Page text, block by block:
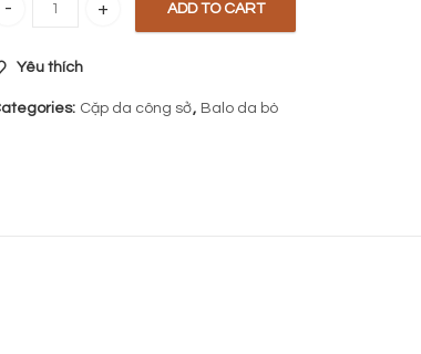
du lịch da bò 104 quantity
ADD TO CART
Yêu thích
Cặp da công sở, Balo da bò